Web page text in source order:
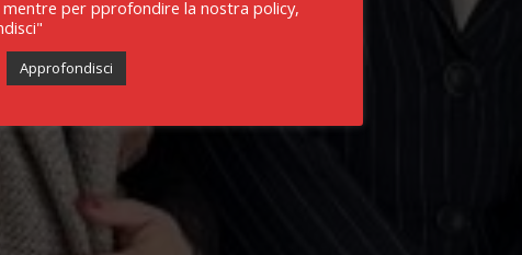
mentre per pprofondire la nostra policy,
Approfondisci